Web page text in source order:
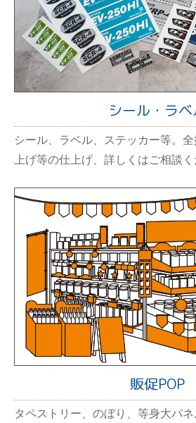
シール・ラベ
シール、ラベル、ステッカー等。
上げ等の仕上げ、詳しくはご相談く
販促POP
タペストリー、のぼり、等身大パネ